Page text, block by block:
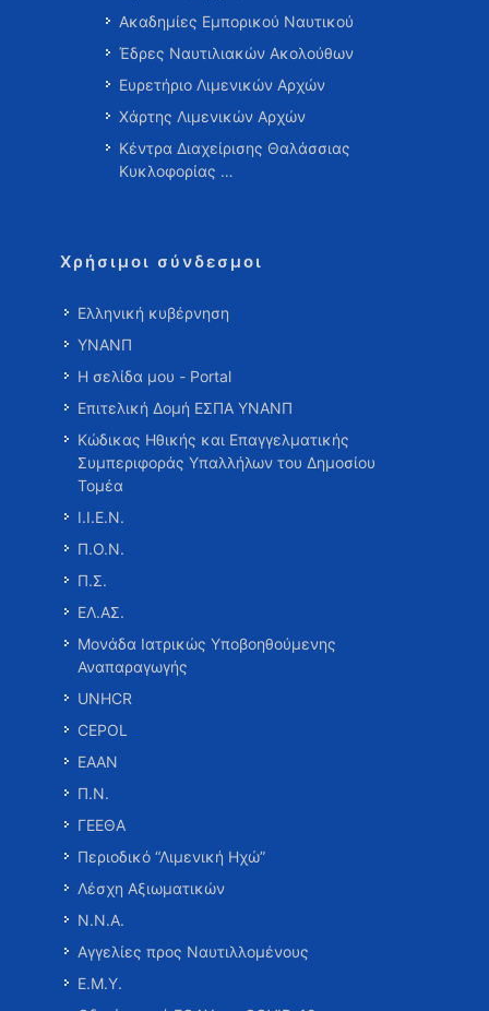
Ακαδημίες Εμπορικού Ναυτικού
Έδρες Ναυτιλιακών Ακολούθων
Ευρετήριο Λιμενικών Αρχών
Χάρτης Λιμενικών Αρχών
Κέντρα Διαχείρισης Θαλάσσιας
Κυκλοφορίας …
Χρήσιμοι σύνδεσμοι
Ελληνική κυβέρνηση
ΥΝΑΝΠ
Η σελίδα μου - Portal
Επιτελική Δομή ΕΣΠΑ ΥΝΑΝΠ
Κώδικας Ηθικής και Επαγγελματικής
Συμπεριφοράς Υπαλλήλων του Δημοσίου
Τομέα
Ι.Ι.Ε.Ν.
Π.Ο.Ν.
Π.Σ.
ΕΛ.ΑΣ.
Μονάδα Ιατρικώς Υποβοηθούμενης
Αναπαραγωγής
UNHCR
CEPOL
ΕΑΑΝ
Π.Ν.
ΓΕΕΘΑ
Περιοδικό “Λιμενική Ηχώ”
Λέσχη Αξιωματικών
Ν.Ν.Α.
Αγγελίες προς Ναυτιλλομένους
Ε.Μ.Υ.